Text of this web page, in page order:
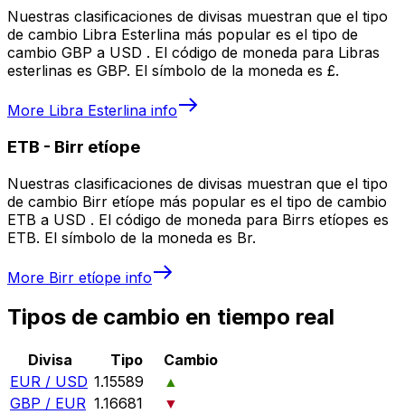
Nuestras clasificaciones de divisas muestran que el tipo
de cambio Libra Esterlina más popular es el tipo de
cambio GBP a USD . El código de moneda para Libras
esterlinas es GBP. El símbolo de la moneda es £.
More Libra Esterlina info
ETB - Birr etíope
Nuestras clasificaciones de divisas muestran que el tipo
de cambio Birr etíope más popular es el tipo de cambio
ETB a USD . El código de moneda para Birrs etíopes es
ETB. El símbolo de la moneda es Br.
More Birr etíope info
Tipos de cambio en tiempo real
Divisa Tipo
Cambio
EUR / USD 1.15589
▲
GBP / EUR 1.16681
▼